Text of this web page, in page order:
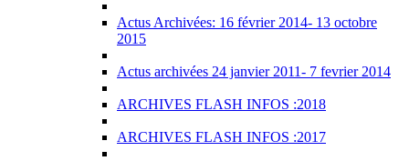
Actus Archivées: 16 février 2014- 13 octobre
2015
Actus archivées 24 janvier 2011- 7 fevrier 2014
ARCHIVES FLASH INFOS :2018
ARCHIVES FLASH INFOS :2017